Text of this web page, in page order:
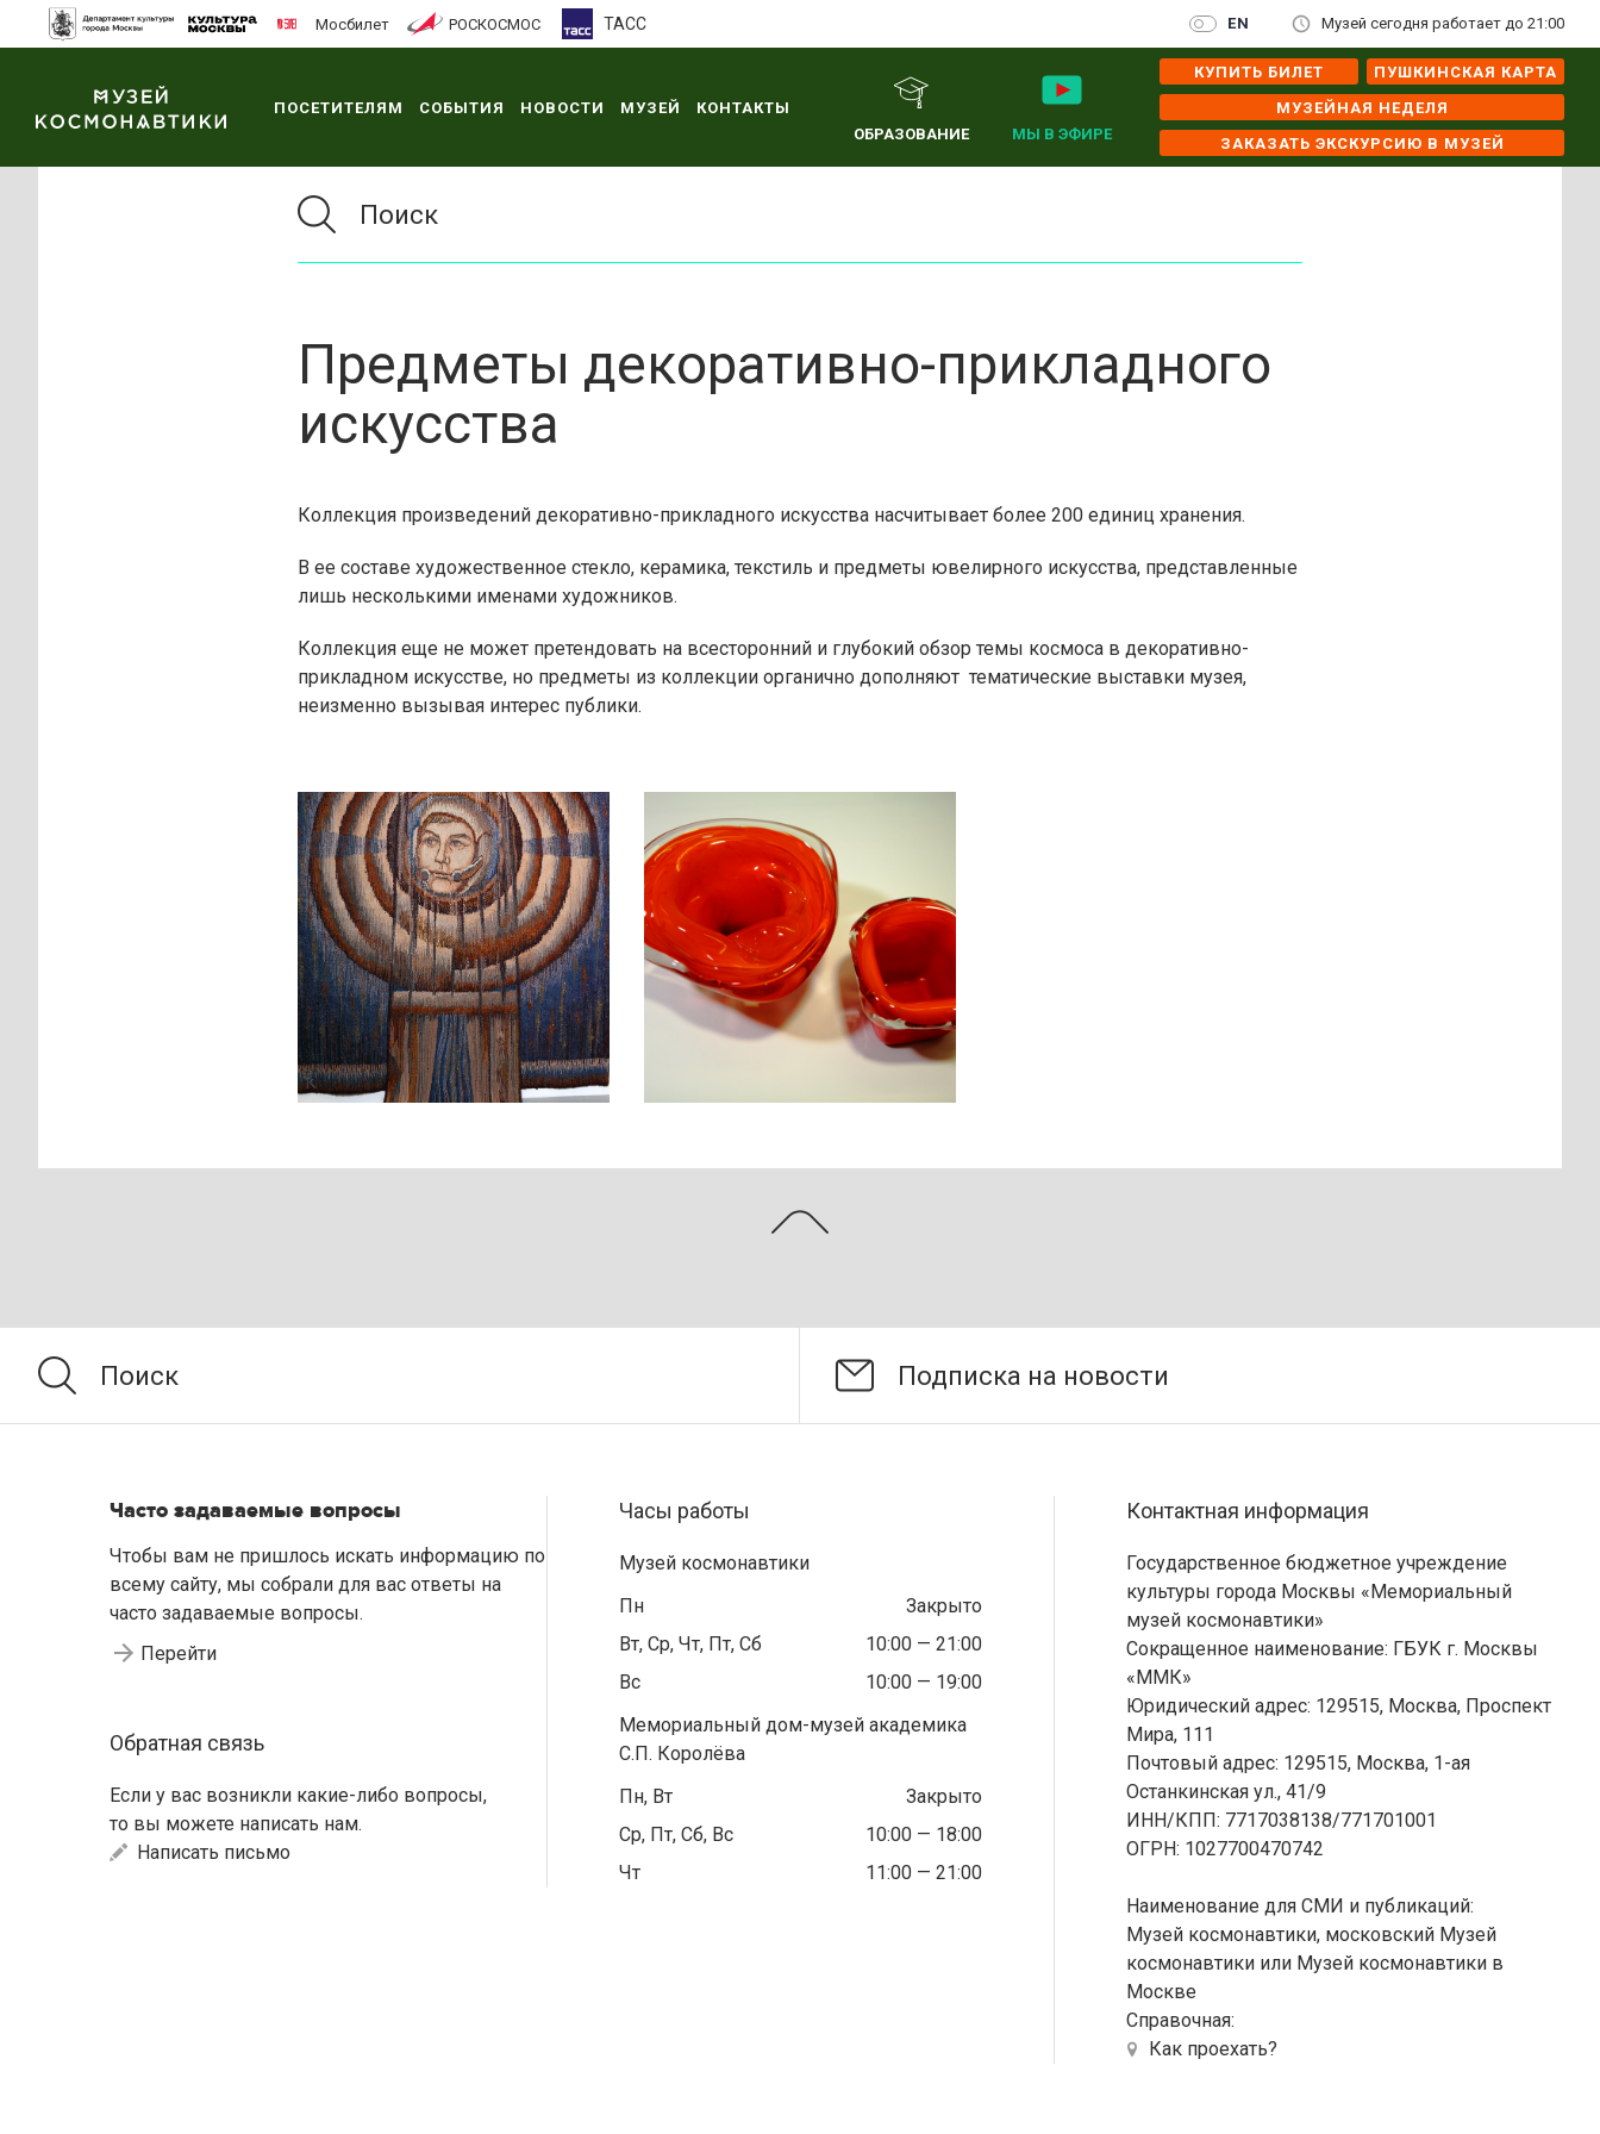
Мосбилет РОСКОСМОС ТАСС EN Музей сегодня работает до 21:00
ПОСЕТИТЕЛЯМ СОБЫТИЯ НОВОСТИ МУЗЕЙ
КОНТАКТЫ
ОБРАЗОВАНИЕ
МЫ В ЭФИРЕ
КУПИТЬ БИЛЕТ
ПУШКИНСКАЯ КАРТА
МУЗЕЙНАЯ НЕДЕЛЯ
ЗАКАЗАТЬ ЭКСКУРСИЮ В МУЗЕЙ
Предметы декоративно-прикладного
искусства
Коллекция произведений декоративно-прикладного искусства насчитывает более 200 единиц хранения.
В ее составе художественное стекло, керамика, текстиль и предметы ювелирного искусства, представленные
лишь несколькими именами художников.
Коллекция еще не может претендовать на всесторонний и глубокий обзор темы космоса в декоративно-
прикладном искусстве, но предметы из коллекции органично дополняют тематические выставки музея,
неизменно вызывая интерес публики.
Часто задаваемые вопросы
Чтобы вам не пришлось искать информацию по
всему сайту, мы собрали для вас ответы на
часто задаваемые вопросы.
Перейти
Обратная связь
Если у вас возникли какие-либо вопросы,
то вы можете написать нам.
Написать письмо
Часы работы
Музей космонавтики
Пн
Закрыто
Вт, Ср, Чт, Пт, Сб
10:00 — 21:00
Вс
10:00 — 19:00
Мемориальный дом-музей академика
С.П. Королёва
Пн, Вт
Закрыто
Ср, Пт, Сб, Вс
10:00 — 18:00
Чт
11:00 — 21:00
Контактная информация
Государственное бюджетное учреждение
культуры города Москвы «Мемориальный
музей космонавтики»
Сокращенное наименование: ГБУК г. Москвы
«ММК»
Юридический адрес: 129515, Москва, Проспект
Мира, 111
Почтовый адрес: 129515, Москва, 1-ая
Останкинская ул., 41/9
ИНН/КПП: 7717038138/771701001
ОГРН: 1027700470742
Наименование для СМИ и публикаций:
Музей космонавтики, московский Музей
космонавтики или Музей космонавтики в
Москве
Справочная:
Как проехать?